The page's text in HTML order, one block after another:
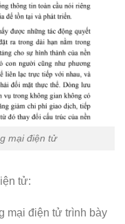
mại điện tử
tử:
mại điện tử trình bày